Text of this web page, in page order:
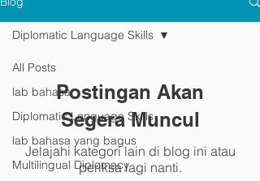
All Posts
lab bahasa
Diplomatic Language Skills
lab bahasa yang bagus
Multilingual Diplomacy
Diplomatic Language Skills
Postingan Akan
Segera Muncul
Jelajahi kategori lain di blog ini atau
periksa lagi nanti.